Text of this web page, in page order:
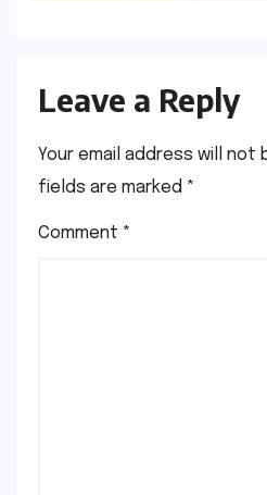
Download
Leave a Reply
Your email address will not
fields are marked *
Comment *